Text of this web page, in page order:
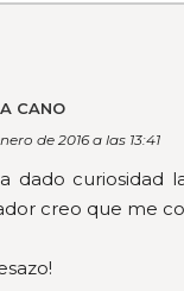
CANO
de 2016 a las 13:41
dado curiosidad
creo que me